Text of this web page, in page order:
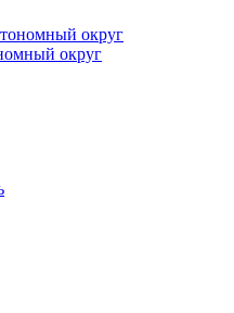
округ
округ